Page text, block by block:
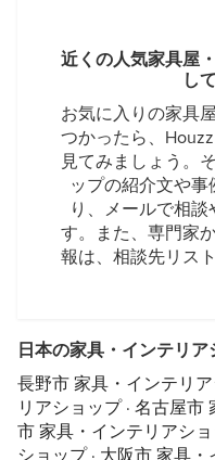
近くの人気家具屋
し
お気に入りの家具
つかったら、
見てみましょう。
ップの紹介文や
り、メールで相
す。また、専門家
報は、相談先リス
日本の家具・インテリア
長野市 家具・インテリ
リアショップ· 名古屋市
市 家具・インテリアシ
ショップ· 大阪市 家具